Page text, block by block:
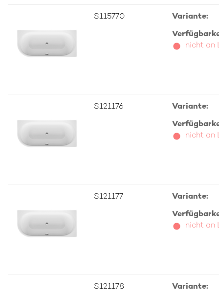
S115770 Variante:
nicht an
S121176 Variante:
nicht an
S121177 Variante:
nicht an
S121178 Variante: